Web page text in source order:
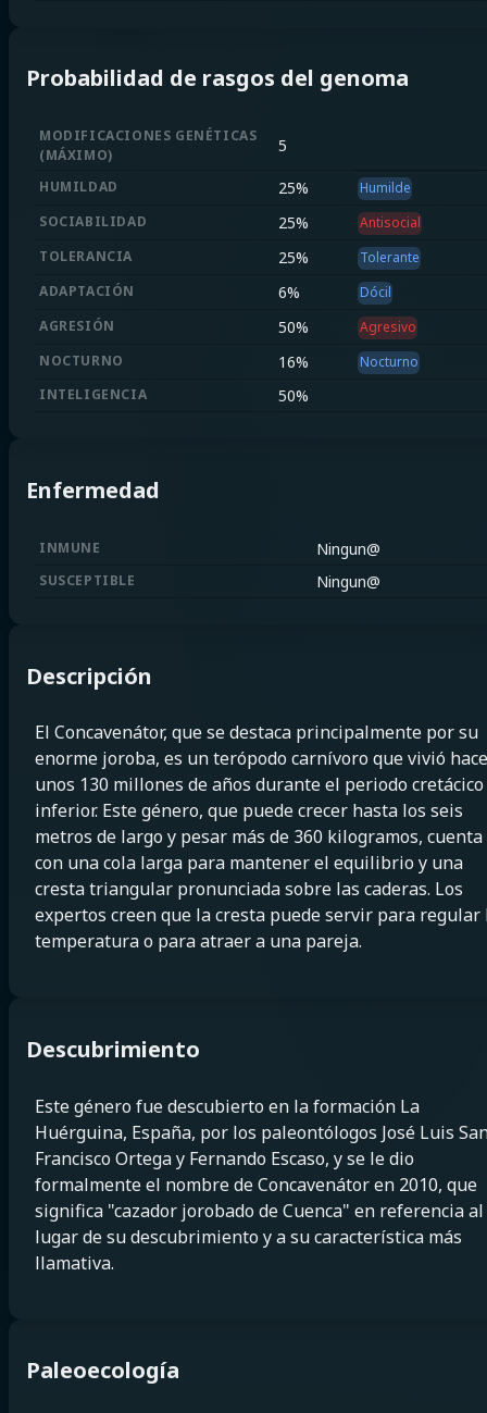
Probabilidad de rasgos del genoma
MODIFICACIONES GENÉTICAS
(MÁXIMO) 5
HUMILDAD 25%
Humilde
SOCIABILIDAD
25%
Antisocial
TOLERANCIA
25%
Tolerante
ADAPTACIÓN
6%
Dócil
AGRESIÓN
50%
Agresivo
NOCTURNO
16%
Nocturno
INTELIGENCIA
50%
Enfermedad
INMUNE Ningun@
SUSCEPTIBLE Ningun@
Descripción
El Concavenátor, que se destaca principalmente por su
enorme joroba, es un terópodo carnívoro que vivió hace
unos 130 millones de años durante el periodo cretácico
inferior. Este género, que puede crecer hasta los seis
metros de largo y pesar más de 360 kilogramos, cuenta
con una cola larga para mantener el equilibrio y una
cresta triangular pronunciada sobre las caderas. Los
expertos creen que la cresta puede servir para regular
temperatura o para atraer a una pareja.
Descubrimiento
Este género fue descubierto en la formación La
Huérguina, España, por los paleontólogos José Luis
Francisco Ortega y Fernando Escaso, y se le dio
formalmente el nombre de Concavenátor en 2010, que
significa "cazador jorobado de Cuenca" en referencia al
lugar de su descubrimiento y a su característica más
llamativa.
Paleoecología